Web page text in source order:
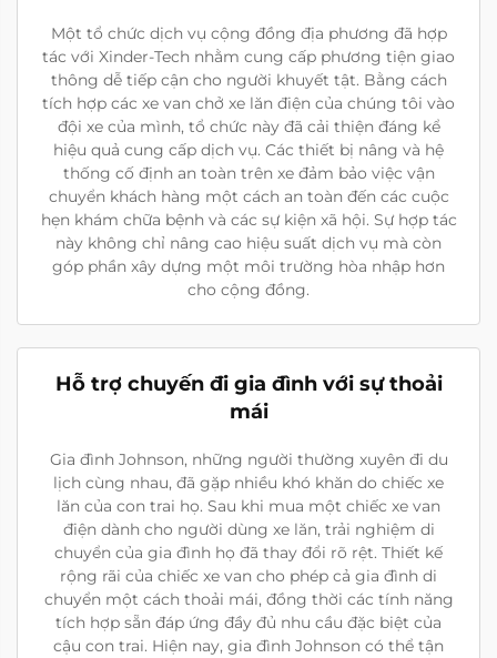
Một tổ chức dịch vụ cộng đồng địa phương đã hợp
tác với Xinder-Tech nhằm cung cấp phương tiện giao
thông dễ tiếp cận cho người khuyết tật. Bằng cách
tích hợp các xe van chở xe lăn điện của chúng tôi vào
đội xe của mình, tổ chức này đã cải thiện đáng kể
hiệu quả cung cấp dịch vụ. Các thiết bị nâng và hệ
thống cố định an toàn trên xe đảm bảo việc vận
chuyển khách hàng một cách an toàn đến các cuộc
hẹn khám chữa bệnh và các sự kiện xã hội. Sự hợp tác
này không chỉ nâng cao hiệu suất dịch vụ mà còn
góp phần xây dựng một môi trường hòa nhập hơn
cho cộng đồng.
Hỗ trợ chuyến đi gia đình với sự thoải
mái
Gia đình Johnson, những người thường xuyên đi du
lịch cùng nhau, đã gặp nhiều khó khăn do chiếc xe
lăn của con trai họ. Sau khi mua một chiếc xe van
điện dành cho người dùng xe lăn, trải nghiệm di
chuyển của gia đình họ đã thay đổi rõ rệt. Thiết kế
rộng rãi của chiếc xe van cho phép cả gia đình di
chuyển một cách thoải mái, đồng thời các tính năng
tích hợp sẵn đáp ứng đầy đủ nhu cầu đặc biệt của
cậu con trai. Hiện nay, gia đình Johnson có thể tận